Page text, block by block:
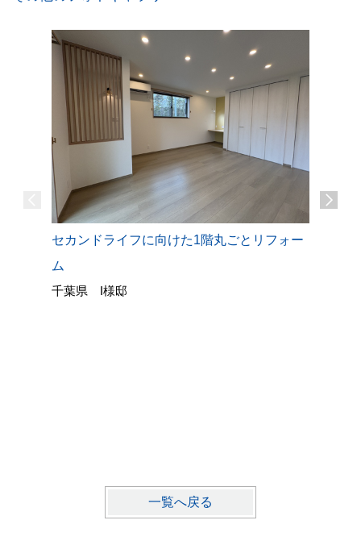
セカンドライフに向けた1階丸ごとリフォー
ム
千葉県 I様邸
一覧へ戻る